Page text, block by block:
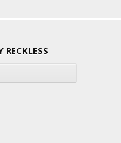
RECKLESS